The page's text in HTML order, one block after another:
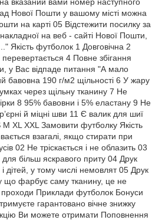
Нової Пошти у вашому місті можна
на карті 05 Відстежити посилку за
на веб - сайті Нової Пошти,
Якість футболок 1 Довговічна 2
4 Повне збігання
у Вас відпаде питання "А мало
бавовна 190 г/м2 щільності 6 У жару
через щільну тканину 7 Не
8 95% бавовни і 5% еластану 9 Не
й міцні шви 11 Є валик для шиї
M XL XXL Замовити футболку Якість
взагалі, якщо стирати при
02 Не тріскається і не облазить 03
більш яскравого приту 04 Друк
дітей, у тому числі немовлят 05 Друк
що фарбує саму тканину, це не
проходи Приклади футболок Бонуси
гарантовано вічне знижку
Ви можете отримати Поповнення